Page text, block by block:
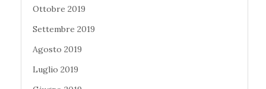
Ottobre 2019
Settembre 2019
Agosto 2019
Luglio 2019